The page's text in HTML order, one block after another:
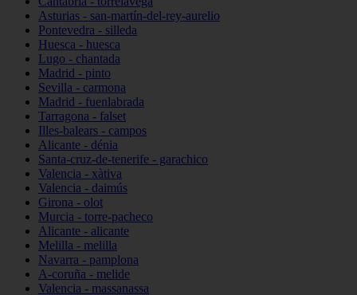
Asturias - san-martín-del-rey-aurelio
Pontevedra - silleda
Huesca - huesca
Lugo - chantada
Madrid - pinto
Sevilla - carmona
Madrid - fuenlabrada
Tarragona - falset
Illes-balears - campos
Alicante - dénia
Santa-cruz-de-tenerife - garachico
Valencia - xàtiva
Valencia - daimús
Girona - olot
Murcia - torre-pacheco
Alicante - alicante
Melilla - melilla
Navarra - pamplona
A-coruña - melide
Valencia - massanassa